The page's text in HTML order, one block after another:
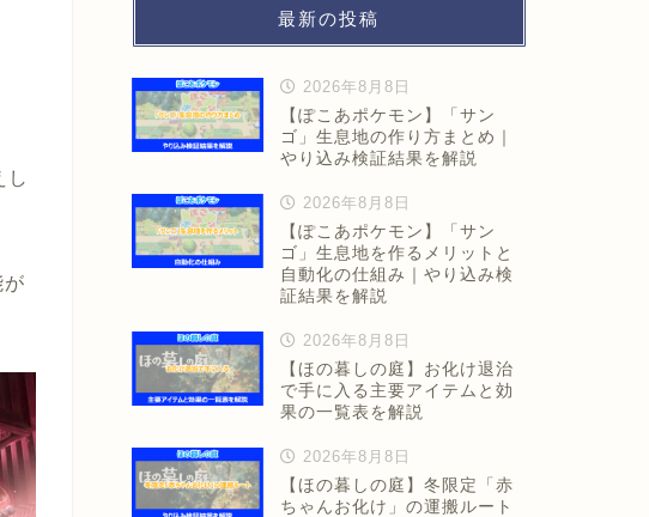
し
が
最新の投稿
2026年8月8日
【ぽこあポケモン】「サン
ゴ」生息地の作り方まとめ｜
やり込み検証結果を解説
2026年8月8日
【ぽこあポケモン】「サン
ゴ」生息地を作るメリットと
自動化の仕組み｜やり込み検
証結果を解説
2026年8月8日
【ほの暮しの庭】お化け退治
で手に入る主要アイテムと効
果の一覧表を解説
2026年8月8日
【ほの暮しの庭】冬限定「赤
ちゃんお化け」の運搬ルート